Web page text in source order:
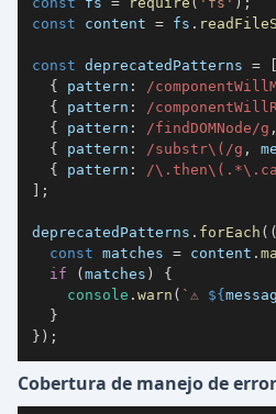
const content = fs .
const deprecatedPatterns =
[
{
pattern : /
{
pattern : /
{
pattern : /findDOMNode /g ,
{
pattern : /substr\( /g ,
{
pattern : /\. then\( . *\.
] ;
deprecatedPatterns . forEach ( (
const matches = content .
if
(matches )
{
console . warn ( ` ⚠️ ${
}
} ) ;
Cobertura de manejo de